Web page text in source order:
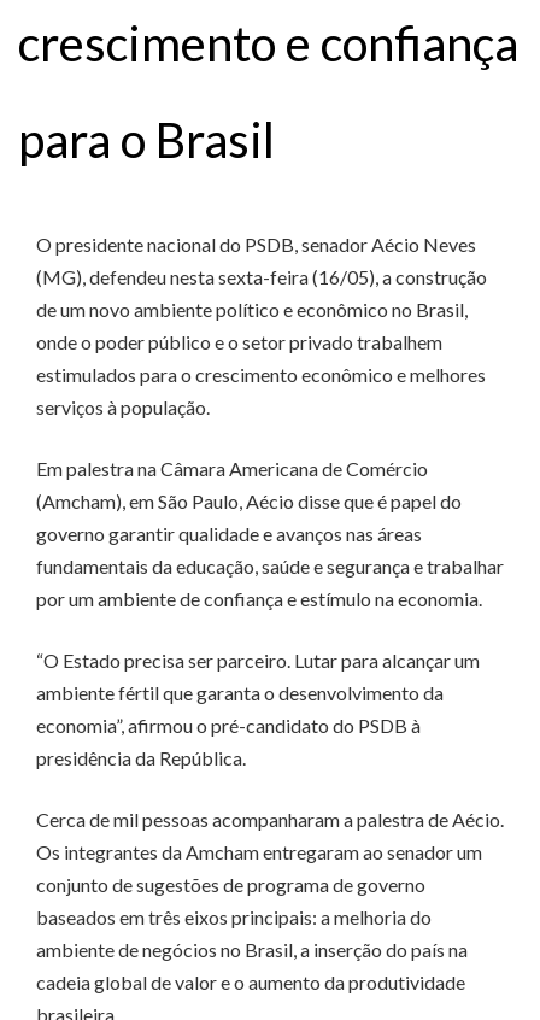
crescimento e confiança
para o Brasil
O presidente nacional do PSDB, senador Aécio Neves
(MG), defendeu nesta sexta-feira (16/05), a construção
de um novo ambiente político e econômico no Brasil,
onde o poder público e o setor privado trabalhem
estimulados para o crescimento econômico e melhores
serviços à população.
Em palestra na Câmara Americana de Comércio
(Amcham), em São Paulo, Aécio disse que é papel do
governo garantir qualidade e avanços nas áreas
fundamentais da educação, saúde e segurança e trabalhar
por um ambiente de confiança e estímulo na economia.
“O Estado precisa ser parceiro. Lutar para alcançar um
ambiente fértil que garanta o desenvolvimento da
economia”, afirmou o pré-candidato do PSDB à
presidência da República.
Cerca de mil pessoas acompanharam a palestra de Aécio.
Os integrantes da Amcham entregaram ao senador um
conjunto de sugestões de programa de governo
baseados em três eixos principais: a melhoria do
ambiente de negócios no Brasil, a inserção do país na
cadeia global de valor e o aumento da produtividade
brasileira.